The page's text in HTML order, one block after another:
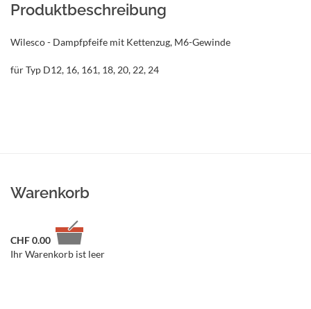
Produktbeschreibung
Wilesco - Dampfpfeife mit Kettenzug, M6-Gewinde
für Typ D12, 16, 161, 18, 20, 22, 24
Warenkorb
CHF0.00
Ihr Warenkorb ist leer